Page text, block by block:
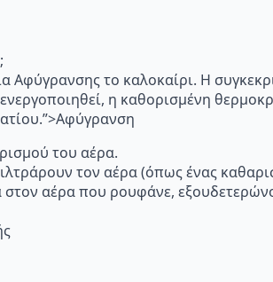
Αφύγρανσης το καλοκαίρι. Η
η καθορισμένη
του αέρα.
τον αέρα (όπως ένας
στον αέρα που ρουφάνε,